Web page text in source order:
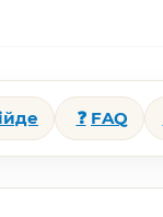
❓ FAQ